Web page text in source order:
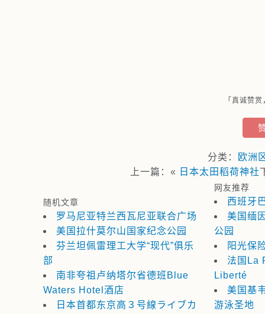
「真诚赞
分类：
欧洲
上一篇：« 日本太田稻荷神社
随机文章
罗马尼亚特兰西瓦尼亚联合广场
美国拉什莫尔山国家纪念公园
芬兰坦佩雷理工大学“现代”俱乐
部
南非夸祖卢纳塔尔省德班Blue
Waters Hotel酒店
日本首都东京高３号線ライブカ
网友推荐
西班牙
美国缅
公园
阳光保
法国La
Liberté
美国基
游泳圣地